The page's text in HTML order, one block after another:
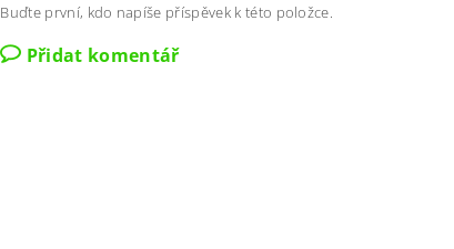
Buďte první, kdo napíše příspěvek k této položce.
Přidat komentář